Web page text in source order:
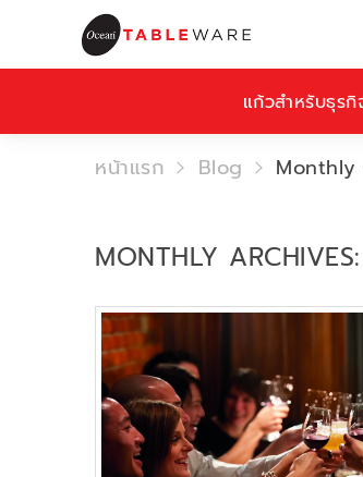
แก้วสำหรับธุรกิ
หน้าแรก Blog Monthly
MONTHLY